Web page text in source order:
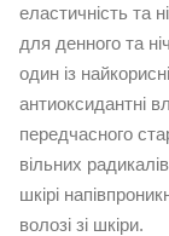
еластичність та
для денного та
один із
антиоксидантні
передчасного
вільних
шкірі
волозі зі шкіри.